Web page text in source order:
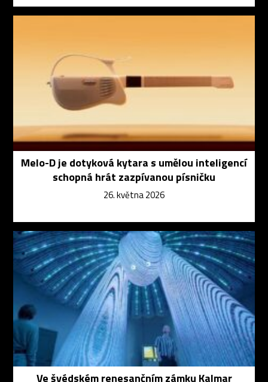
Melo-D je dotyková kytara s umělou inteligencí
schopná hrát zazpívanou písničku
26. května 2026
Ve švédském renesančním zámku Kalmar